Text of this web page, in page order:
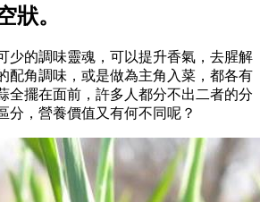
狀。
少的調味靈魂，可以提升香氣，去腥解
配角調味，或是做為主角入菜，都各有
全擺在面前，許多人都分不出二者的分
分，營養價值又有何不同呢？